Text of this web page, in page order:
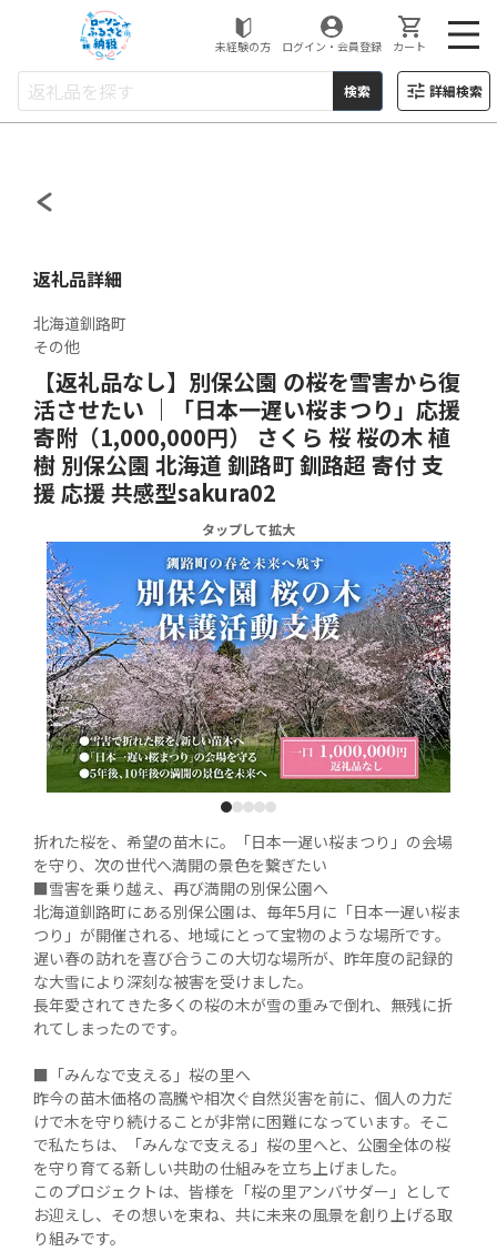
ローソンふるさと納税
未経験の方 ログイン・会員登録 カート
検索 詳細検索
返礼品詳細
北海道釧路町
その他
【返礼品なし】別保公園 の桜を雪害から復
活させたい ｜「日本一遅い桜まつり」応援
寄附（1,000,000円） さくら 桜 桜の木 植
樹 別保公園 北海道 釧路町 釧路超 寄付 支
援 応援 共感型sakura02
タップして拡大
1 2 3 4 5
折れた桜を、希望の苗木に。「日本一遅い桜まつり」の会場
を守り、次の世代へ満開の景色を繋ぎたい
■雪害を乗り越え、再び満開の別保公園へ
北海道釧路町にある別保公園は、毎年5月に「日本一遅い桜ま
つり」が開催される、地域にとって宝物のような場所です。
遅い春の訪れを喜び合うこの大切な場所が、昨年度の記録的
な大雪により深刻な被害を受けました。
長年愛されてきた多くの桜の木が雪の重みで倒れ、無残に折
れてしまったのです。
■「みんなで支える」桜の里へ
昨今の苗木価格の高騰や相次ぐ自然災害を前に、個人の力だ
けで木を守り続けることが非常に困難になっています。そこ
で私たちは、「みんなで支える」桜の里へと、公園全体の桜
を守り育てる新しい共助の仕組みを立ち上げました。
このプロジェクトは、皆様を「桜の里アンバサダー」として
お迎えし、その想いを束ね、共に未来の風景を創り上げる取
り組みです。